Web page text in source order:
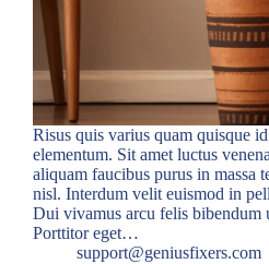
Risus quis varius quam quisque
elementum. Sit amet luctus
aliquam faucibus purus in massa
nisl. Interdum velit euismod in
Dui vivamus arcu felis bibendum
Porttitor eget…
support@geniusfixers.com